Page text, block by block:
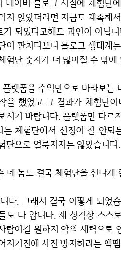
지 않았더라면 지금도 계속해
가 되었다고해도 과언이 아닙
이 판치다보니 블로그 생태계
험단 숫자가 더 많아질 수 밖
을 했었고 그 결과가 체험단
시기 바랍니다. 플랫폼만 다르
는 체험단에서 선정이 잘 안되
단으로 얼룩지지는 않았습니다.
손 네 놈도 결국 체험단을 신나
도 다 압니다. 제 성격상 스스
람이길 원하지 악의 세력으로
지기전에 사전 방지하라는 액